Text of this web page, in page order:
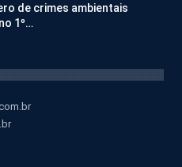
de crimes ambientais
1º…